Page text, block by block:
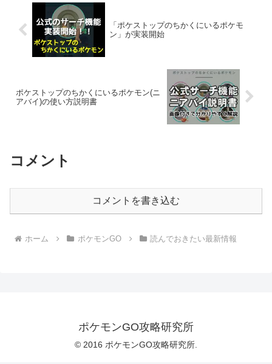
「ポケストップのちかくにいるポケモ
ン」が実装開始
ポケストップのちかくにいるポケモン(ニ
アバイ)の使い方説明書
コメント
コメントを書き込む
ホーム ポケモンGO 読んでおきたい最新情報
ポケモンGO攻略研究所
© 2016 ポケモンGO攻略研究所.